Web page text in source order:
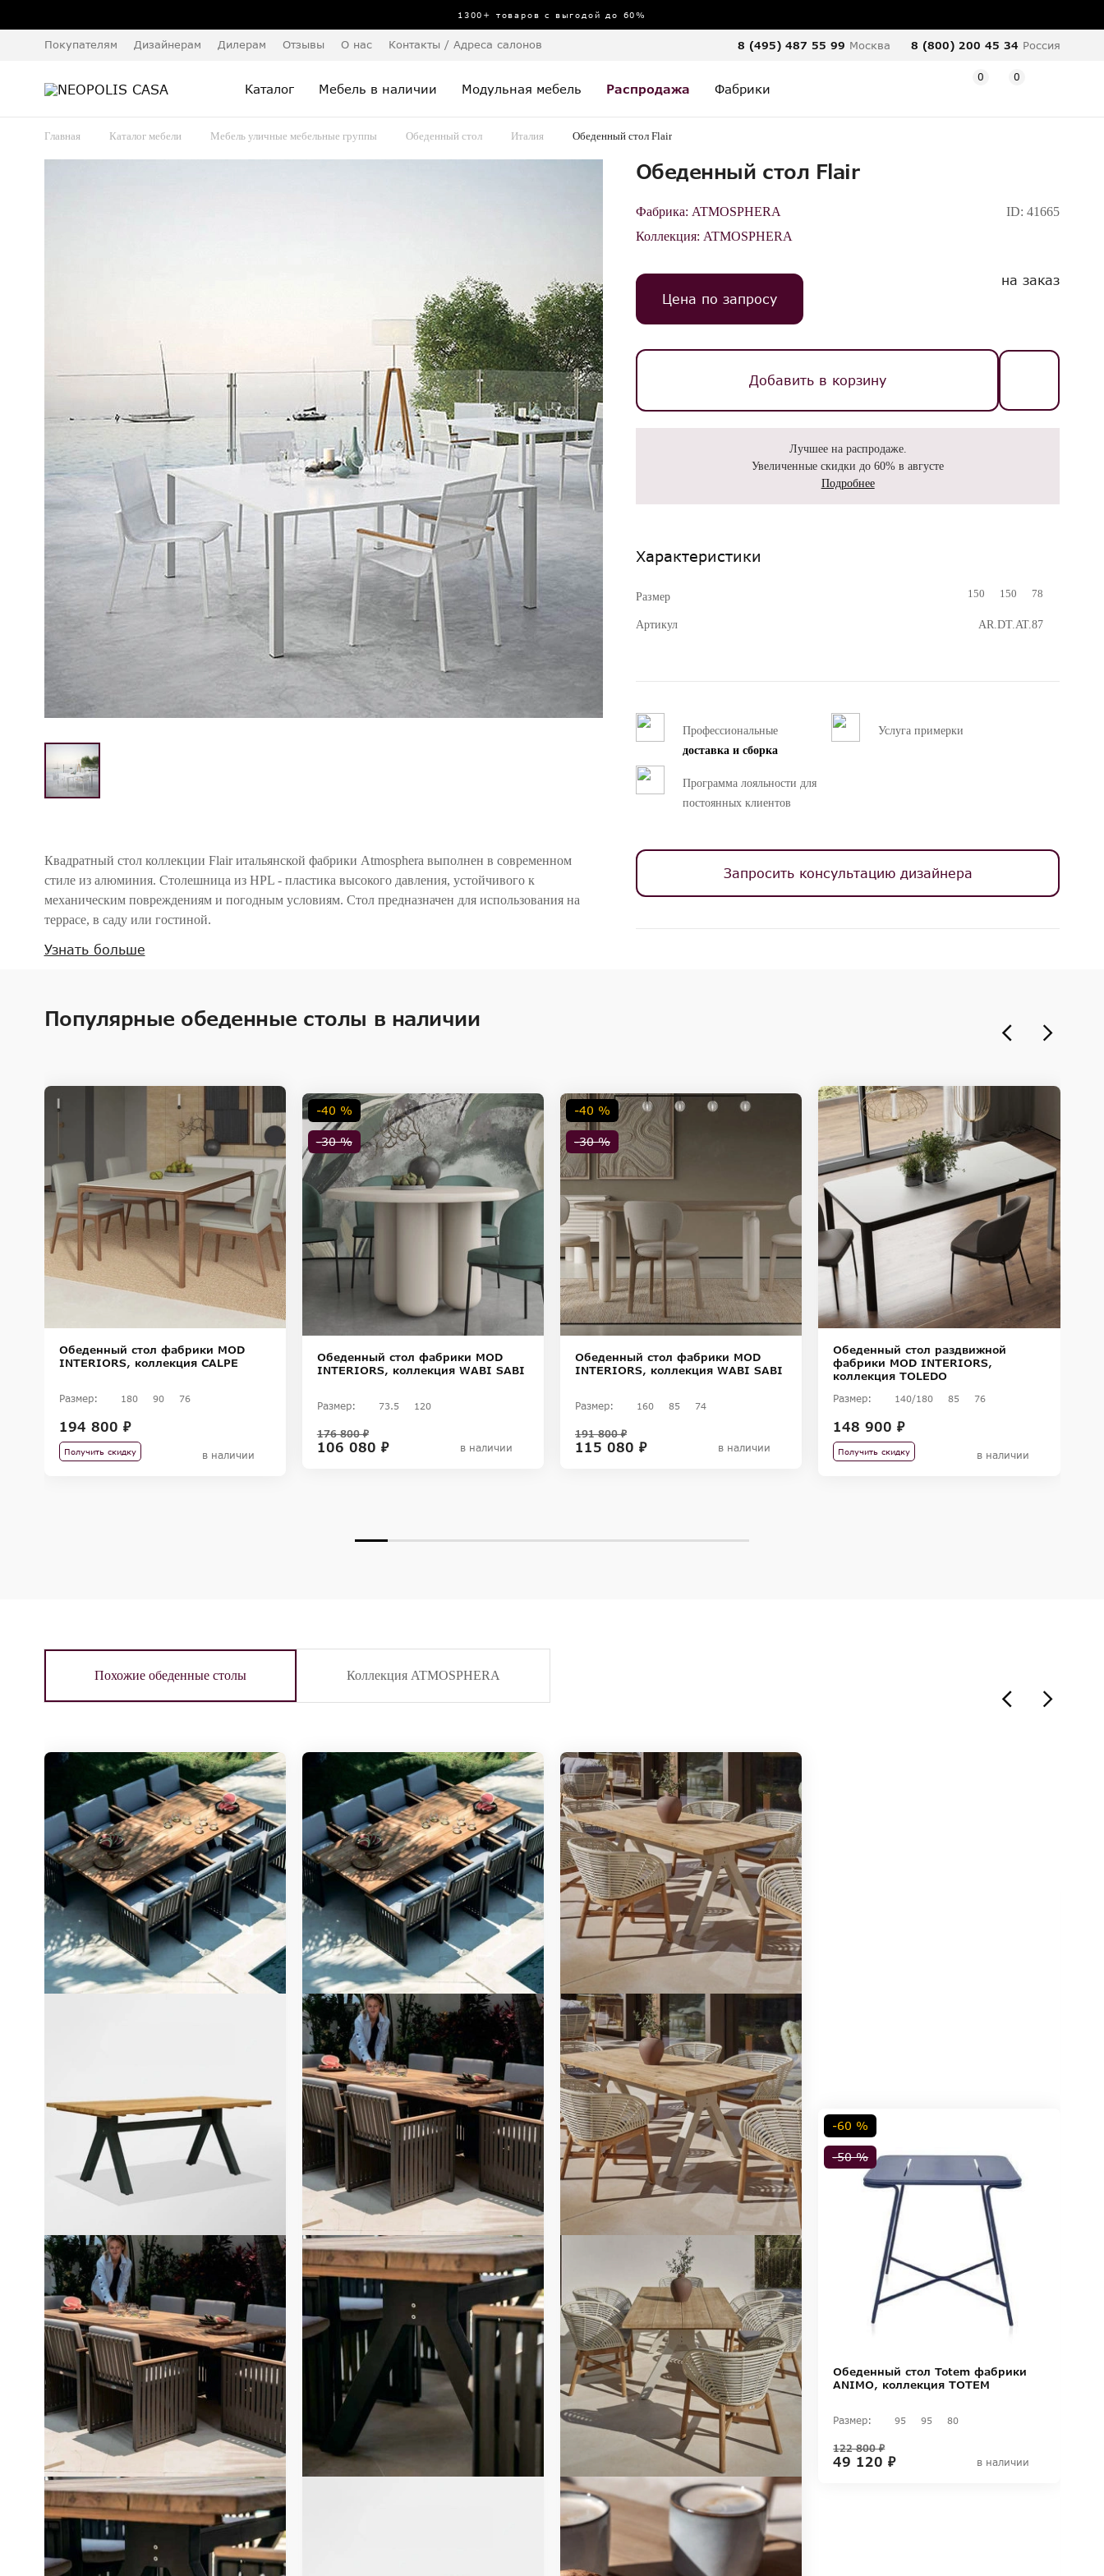
1300+ товаров с выгодой до 60%
Покупателям Дизайнерам Дилерам Отзывы О нас Контакты / Адреса салонов 8 (495) 487 55 99 Москва 8 (800) 200 45 34 Россия
Каталог Мебель в наличии Модульная мебель Распродажа Фабрики
0 0
Главная Каталог мебели Мебель уличные мебельные группы Обеденный стол Италия Обеденный стол Flair
Квадратный стол коллекции Flair итальянской фабрики Atmosphera выполнен в современном
стиле из алюминия. Столешница из HPL - пластика высокого давления, устойчивого к
механическим повреждениям и погодным условиям. Стол предназначен для использования на
террасе, в саду или гостиной.
Узнать больше
Обеденный стол Flair
Фабрика: ATMOSPHERA
Коллекция: ATMOSPHERA
ID:41665
Цена по запросу
на заказ
Добавить в корзину
Лучшее на распродаже.
Увеличенные скидки до 60% в августе
Подробнее
Характеристики
Размер 150 150 78
Артикул AR.DT.AT.87
Профессиональные
доставка и сборка
Услуга примерки
Программа лояльности для
постоянных клиентов
Запросить консультацию дизайнера
Популярные обеденные столы в наличии
Обеденный стол фабрики MOD
INTERIORS, коллекция CALPE
Размер: 180 90 76
194 800 ₽
Получить скидку в наличии
-30 %
-40 %
Обеденный стол фабрики MOD
INTERIORS, коллекция WABI SABI
Размер: 73.5 120
106 080 ₽
176 800 ₽
в наличии
-30 %
-40 %
Обеденный стол фабрики MOD
INTERIORS, коллекция WABI SABI
Размер: 160 85 74
115 080 ₽
191 800 ₽
в наличии
Обеденный стол раздвижной
фабрики MOD INTERIORS,
коллекция TOLEDO
Размер: 140/180 85 76
148 900 ₽
Получить скидку в наличии
Похожие обеденные столы Коллекция ATMOSPHERA
-50 %
-60 %
Обеденный стол Totem фабрики
ANIMO, коллекция TOTEM
Размер: 95 95 80
49 120 ₽
122 800 ₽
в наличии